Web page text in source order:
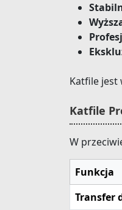
Katfile jest
Katfile
W
Funkcja
Transfer